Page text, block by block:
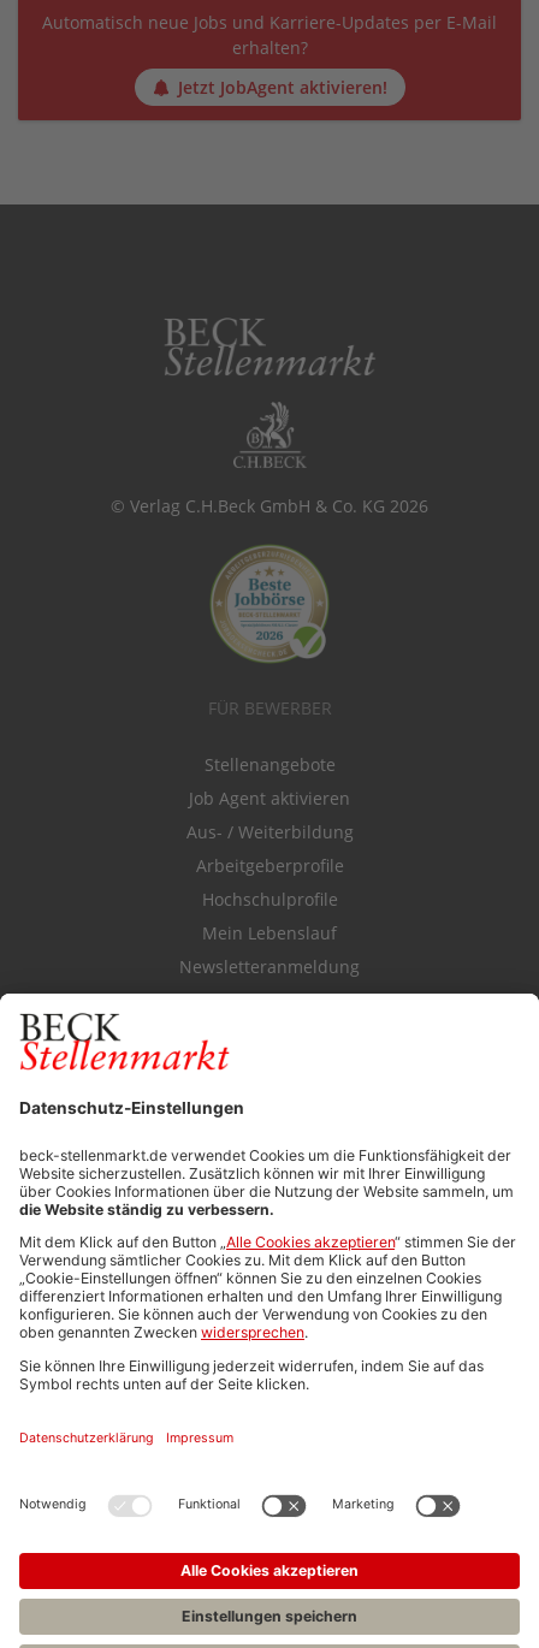
Automatisch neue Jobs und Karriere-Updates per E-Mail
erhalten?
Jetzt JobAgent aktivieren!
© Verlag C.H.Beck GmbH & Co. KG 2026
FÜR BEWERBER
Stellenangebote
Job Agent aktivieren
Aus- / Weiterbildung
Arbeitgeberprofile
Hochschulprofile
Mein Lebenslauf
Newsletteranmeldung
Durchsuchen Sie den Stellenkatalog
FÜR ARBEITGEBER
Stellenmarktpreise
Anzeigen-AGB
Media-Daten
Newsletteranmeldung
Produktübersicht
ALLGEMEIN
FAQs
Impressum
Stellenangebote C.H.BECK